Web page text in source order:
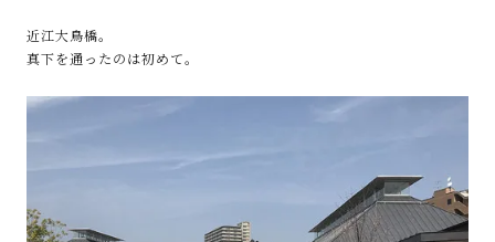
近江大鳥橋。
真下を通ったのは初めて。